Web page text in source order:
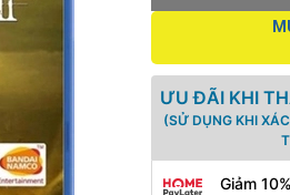
ƯU ĐÃI KHI
(SỬ DỤNG KHI
Giảm